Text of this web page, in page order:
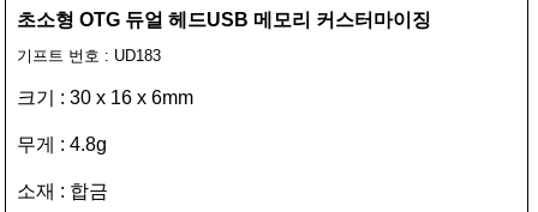
초소형 OTG 듀얼 헤드USB 메모리 커스터마이징
기프트 번호 : UD183
크기 : 30 x 16 x 6mm
무게 : 4.8g
소재 : 합금